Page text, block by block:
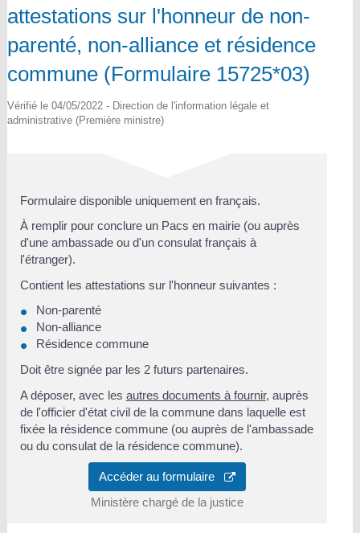
attestations sur l'honneur de non-
parenté, non-alliance et résidence
commune (Formulaire 15725*03)
Vérifié le 04/05/2022 - Direction de l'information légale et
administrative (Première ministre)
Formulaire disponible uniquement en français.
À remplir pour conclure un Pacs en mairie (ou auprès
d'une ambassade ou d'un consulat français à
l'étranger).
Contient les attestations sur l'honneur suivantes :
Non-parenté
Non-alliance
Résidence commune
Doit être signée par les 2 futurs partenaires.
A déposer, avec les autres documents à fournir, auprès
de l'officier d'état civil de la commune dans laquelle est
fixée la résidence commune (ou auprès de l'ambassade
ou du consulat de la résidence commune).
Accéder au formulaire
Ministère chargé de la justice